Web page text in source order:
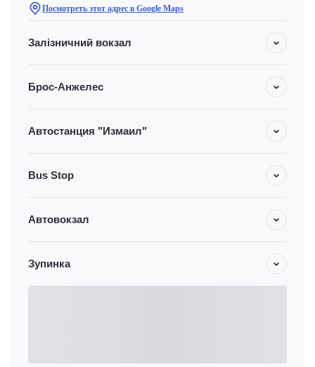
Посмотреть этот адрес в Google Maps
Залізничний вокзал
Брос-Анжелес
Автостанция "Измаил"
Bus Stop
Автовокзал
Зупинка